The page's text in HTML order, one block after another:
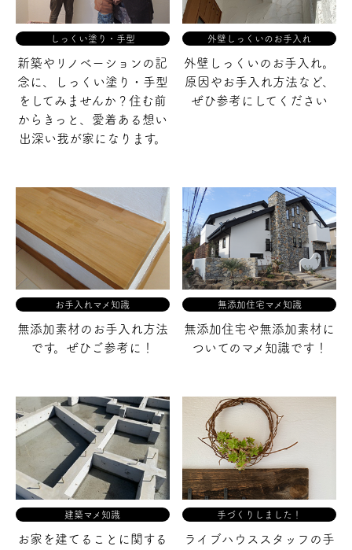
しっくい塗り・手型
新築やリノベーションの記
念に、
しっくい塗り・手型
をしてみませんか？ 住む前
からきっと、愛着ある 想い
出深い我が家になります。
外壁しっくいのお手入れ
外壁しっくいのお手入れ。
原因やお手入れ方法など、
ぜひ参考にしてください
お手入れマメ知識
無添加素材のお手入れ方法
です。 ぜひご参考に！
無添加住宅マメ知識
無添加住宅や無添加素材に
ついての マメ知識です！
建築マメ知識
お家を建てることに関する
手づくりしました！
ライブハウススタッフの手